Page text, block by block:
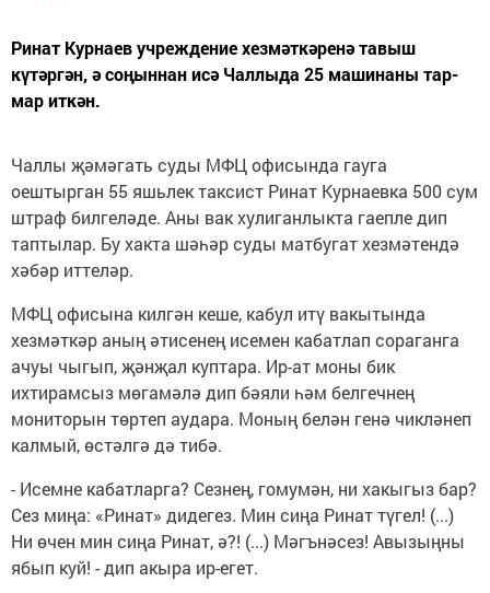
Ринат Курнаев учреждение хезмәткәренә тавыш
күтәргән, ә соңыннан исә Чаллыда 25 машинаны тар-
мар иткән.
Чаллы җәмәгать суды МФЦ офисында гауга
оештырган 55 яшьлек таксист Ринат Курнаевка 500 сум
штраф билгеләде. Аны вак хулиганлыкта гаепле дип
таптылар. Бу хакта шәһәр суды матбугат хезмәтендә
хәбәр иттеләр.
МФЦ офисына килгән кеше, кабул итү вакытында
хезмәткәр аның әтисенең исемен кабатлап сораганга
ачуы чыгып, җәнҗал куптара. Ир-ат моны бик
ихтирамсыз мөгамәлә дип бәяли һәм белгечнең
мониторын төртеп аудара. Моның белән генә чикләнеп
калмый, өстәлгә дә тибә.
- Исемне кабатларга? Сезнең, гомумән, ни хакыгыз бар?
Сез миңа: «Ринат» дидегез. Мин сиңа Ринат түгел! (...)
Ни өчен мин сиңа Ринат, ә?! (...) Мәгънәсез! Авызыңны
ябып куй! - дип акыра ир-егет.